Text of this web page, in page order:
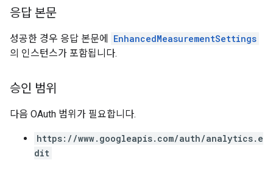
응답 본문
성공한 경우 응답 본문에
EnhancedMeasurementSettings
의 인스턴스가 포함됩니다.
승인 범위
다음 OAuth 범위가 필요합니다.
https://www.googleapis.com/auth/analytics.e
dit